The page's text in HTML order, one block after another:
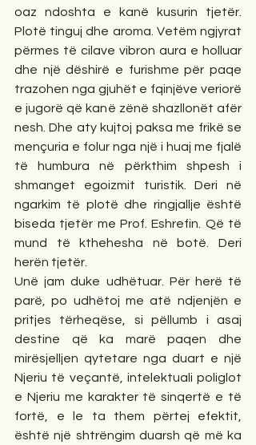
oaz ndoshta e kanë kusurin tjetër.
Plotë tinguj dhe aroma. Vetëm ngjyrat
përmes të cilave vibron aura e holluar
dhe një dëshirë e furishme për paqe
trazohen nga gjuhët e fqinjëve veriorë
e jugorë që kanë zënë shazllonët afër
nesh. Dhe aty kujtoj paksa me frikë se
mençuria e folur nga një i huaj me fjalë
të humbura në përkthim shpesh i
shmanget egoizmit turistik. Deri në
ngarkim të plotë dhe ringjallje është
biseda tjetër me Prof. Eshrefin. Që të
mund të kthehesha në botë. Deri
herën tjetër.
Unë jam duke udhëtuar. Për herë të
parë, po udhëtoj me atë ndjenjën e
pritjes tërheqëse, si pëllumb i asaj
destine që ka marë paqen dhe
mirësjelljen qytetare nga duart e një
Njeriu të veçantë, intelektuali poliglot
e Njeriu me karakter të sinqertë e të
fortë, e le ta them përtej efektit,
është një shtrëngim duarsh që më ka